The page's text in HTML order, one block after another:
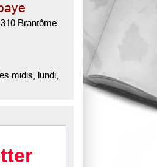
Brantôme
midis, lundi,